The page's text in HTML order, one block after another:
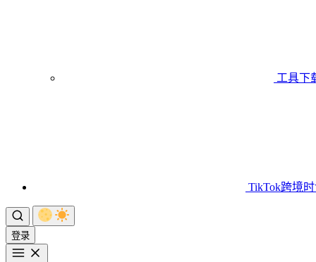
工具下
TikTok跨境
登录